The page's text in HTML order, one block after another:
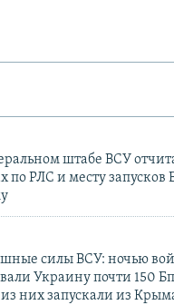
штабе ВСУ
по РЛС и месту запусков
силы ВСУ: ночью
Украину почти 150
из них запускали из